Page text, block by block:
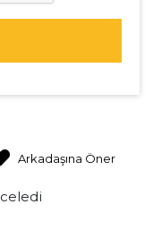
Arkadaşına Öner